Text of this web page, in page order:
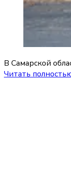
В Самарской
Читать